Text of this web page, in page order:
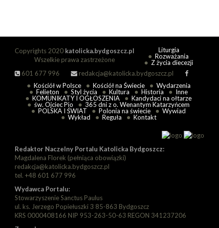
Copyrights 2020 katolicka.bydgoszcz.pl
Wszelkie prawa zastrzeżone
601 677 996
redakcja@katolicka.bydgoszcz.pl
Liturgia
Rozważania
Z życia diecezji
Kościół w Polsce Kościół na Świecie
Wydarzenia
Felieton
Styl życia Kultura Historia
Inne
KOMUNIKATY I OGŁOSZENIA
Kandydaci na ołtarze
św. Ojciec Pio
365 dni z o. Wenantym Katarzyńcem
POLSKA I ŚWIAT
Polonia na świecie
Wywiad
Wykład
Reguła Kontakt
Redaktor Naczelny Portalu Katolicka Bydgoszcz:
Magdalena Florek (pełniąca obowiązki)
redakcja@katolicka.bydgoszcz.pl
tel. +48 601 677 996
Wydawca Portalu:
Stowarzyszenie Sanctus Paulus
ul. ks. Jerzego Popiełuszki 3 85-863 Bydgoszcz
KRS 0000408166 NIP 953-263-50-63 REGON 341237206